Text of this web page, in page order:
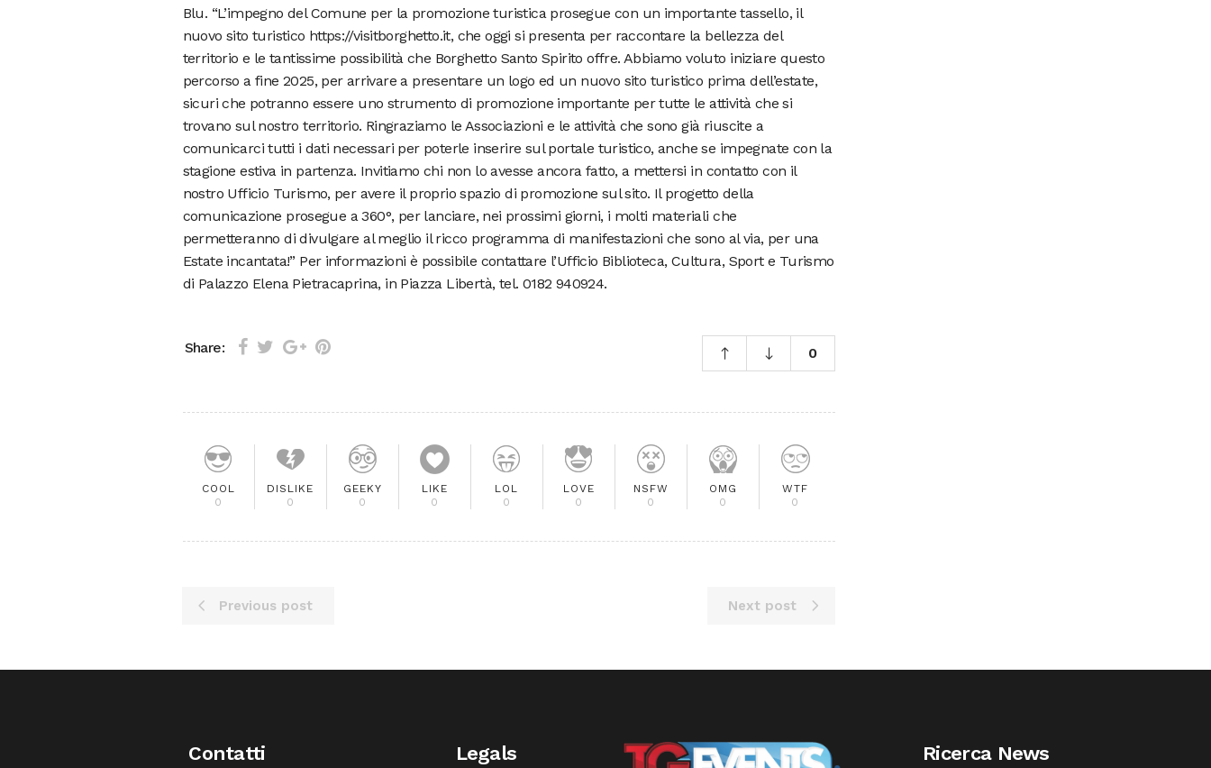
Blu. “L’impegno del Comune per la promozione turistica prosegue con un importante tassello, il
nuovo sito turistico https://visitborghetto.it, che oggi si presenta per raccontare la bellezza del
territorio e le tantissime possibilità che Borghetto Santo Spirito offre. Abbiamo voluto iniziare questo
percorso a fine 2025, per arrivare a presentare un logo ed un nuovo sito turistico prima dell’estate,
sicuri che potranno essere uno strumento di promozione importante per tutte le attività che si
trovano sul nostro territorio. Ringraziamo le Associazioni e le attività che sono già riuscite a
comunicarci tutti i dati necessari per poterle inserire sul portale turistico, anche se impegnate con la
stagione estiva in partenza. Invitiamo chi non lo avesse ancora fatto, a mettersi in contatto con il
nostro Ufficio Turismo, per avere il proprio spazio di promozione sul sito. Il progetto della
comunicazione prosegue a 360°, per lanciare, nei prossimi giorni, i molti materiali che
permetteranno di divulgare al meglio il ricco programma di manifestazioni che sono al via, per una
Estate incantata!” Per informazioni è possibile contattare l’Ufficio Biblioteca, Cultura, Sport e Turismo
di Palazzo Elena Pietracaprina, in Piazza Libertà, tel. 0182 940924.
Share: 0
COOL
0
DISLIKE
0
GEEKY
0
LIKE
0
LOL
0
LOVE
0
NSFW
0
OMG
0
WTF
0
Previous post Next post
Contatti Legals Ricerca News